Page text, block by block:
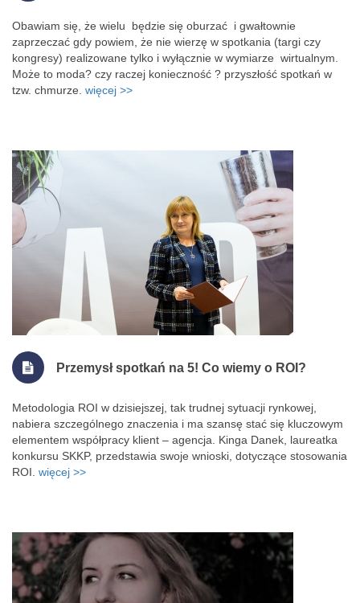
Obawiam się, że wielu będzie się oburzać i gwałtownie
zaprzeczać gdy powiem, że nie wierzę w spotkania (targi czy
kongresy) realizowane tylko i wyłącznie w wymiarze wirtualnym.
Może to moda? czy raczej konieczność ? przyszłość spotkań w
tzw. chmurze. więcej >>
Przemysł spotkań na 5! Co wiemy o ROI?
Metodologia ROI w dzisiejszej, tak trudnej sytuacji rynkowej,
nabiera szczególnego znaczenia i ma szansę stać się kluczowym
elementem współpracy klient – agencja. Kinga Danek, laureatka
konkursu SKKP, przedstawia swoje wnioski, dotyczące stosowania
ROI. więcej >>